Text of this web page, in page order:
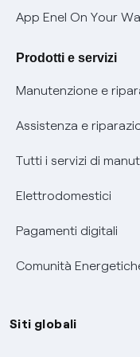
Verifica chi ti ha
Agevolazione utenti
Informativa RAEE
App Enel On Your
Prodotti e servizi
Manutenzione e
Assistenza e
Tutti i servizi di
Elettrodomestici
Pagamenti digitali
Comunità
Siti globali